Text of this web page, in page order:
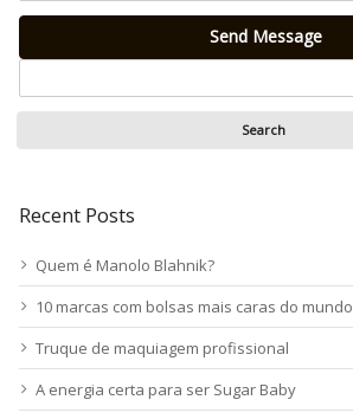
Send Message
Recent Posts
Quem é Manolo Blahnik?
10 marcas com bolsas mais caras do mundo
Truque de maquiagem profissional
A energia certa para ser Sugar Baby